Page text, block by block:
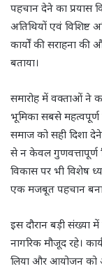
पहचान देने का प्रयास
अतिथियों एवं विशिष्ट
कार्यों की सराहना की
बताया।
समारोह में वक्ताओं ने
भूमिका सबसे
समाज को सही दिशा
से न केवल गुणवत्तापूर्ण
विकास पर भी विशेष
एक मजबूत पहचान
इस दौरान बड़ी संख्या
नागरिक मौजूद रहे।
लिया और आयोजन को